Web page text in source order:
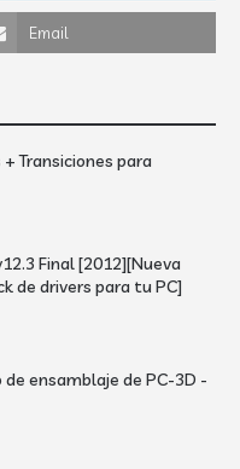
Transiciones para
Final [2012][Nueva
de drivers para tu PC]
ensamblaje de PC-3D -